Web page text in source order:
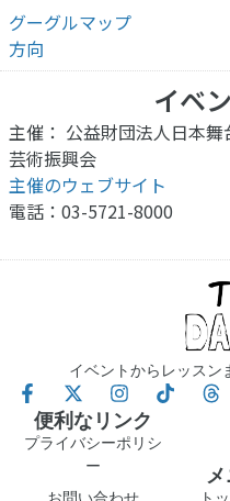
グーグルマップ
方向
イベ
主催： 公益財団法人日本舞
芸術振興会
主催のウェブサイト
電話：03-5721-8000
イベントからレッスン
便利なリンク
プライバシーポリシ
ー